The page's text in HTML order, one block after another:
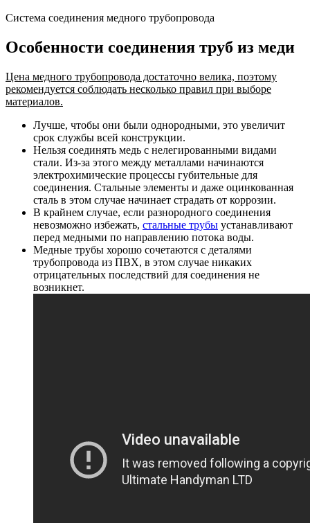
Система соединения медного трубопровода
Особенности соединения труб из меди
Цена медного трубопровода достаточно велика, поэтому
рекомендуется соблюдать несколько правил при выборе
материалов.
Лучше, чтобы они были однородными, это увеличит
срок службы всей конструкции.
Нельзя соединять медь с нелегированными видами
стали. Из-за этого между металлами начинаются
электрохимические процессы губительные для
соединения. Стальные элементы и даже оцинкованная
сталь в этом случае начинает страдать от коррозии.
В крайнем случае, если разнородного соединения
невозможно избежать, стальные трубы устанавливают
перед медными по направлению потока воды.
Медные трубы хорошо сочетаются с деталями
трубопровода из ПВХ, в этом случае никаких
отрицательных последствий для соединения не
возникнет.